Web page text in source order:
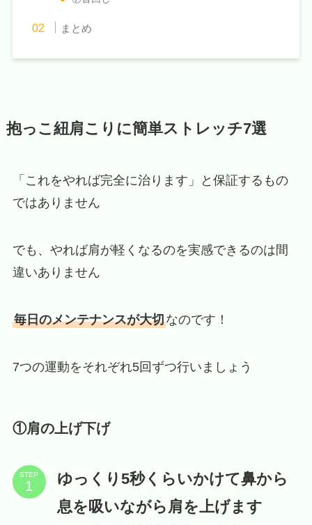
まとめ
抱っこ紐肩こりに簡単ストレッチ7選
「これをやれば完全に治ります」と保証するもの
ではありません
でも、やれば肩が軽くなるのを実感できるのは間
違いありません
毎日のメンテナンスが大切なのです！
7つの運動をそれぞれ5回ずつ行いましょう
①肩の上げ下げ
STEP
ゆっくり5秒くらいかけて鼻から
息を吸いながら肩を上げます